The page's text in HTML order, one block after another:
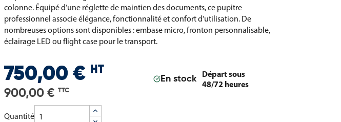
colonne. Équipé d’une réglette de maintien des documents, ce pupitre
professionnel associe élégance, fonctionnalité et confort d’utilisation. De
nombreuses options sont disponibles : embase micro, fronton personnalisable,
éclairage LED ou flight case pour le transport.
750,00 € HT
900,00 € TTC
En stock
Départ sous
48/72 heures
Quantité